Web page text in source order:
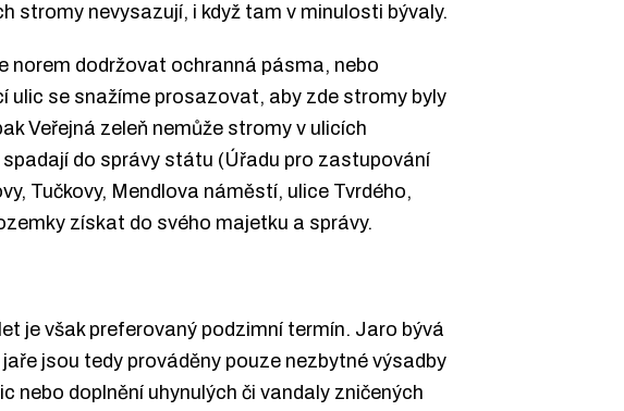
stromy nevysazují, i když tam v minulosti bývaly.
norem dodržovat ochranná pásma, nebo
ulic se snažíme prosazovat, aby zde stromy byly
Veřejná zeleň nemůže stromy v ulicích
do správy státu (Úřadu pro zastupování
Tučkovy, Mendlova náměstí, ulice Tvrdého,
získat do svého majetku a správy.
je však preferovaný podzimní termín. Jaro bývá
jsou tedy prováděny pouze nezbytné výsadby
nebo doplnění uhynulých či vandaly zničených